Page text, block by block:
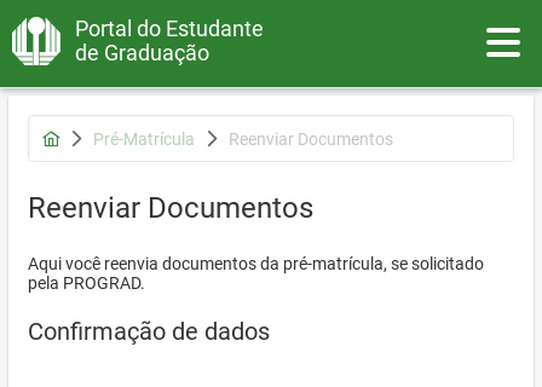
Portal do Estudante
de Graduação
Pré-Matrícula Reenviar Documentos
Reenviar Documentos
Aqui você reenvia documentos da pré-matrícula, se solicitado
pela PROGRAD.
Confirmação de dados